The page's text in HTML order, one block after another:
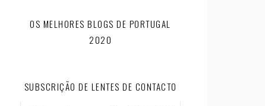
OS MELHORES BLOGS DE PORTUGAL
2020
SUBSCRIÇÃO DE LENTES DE CONTACTO